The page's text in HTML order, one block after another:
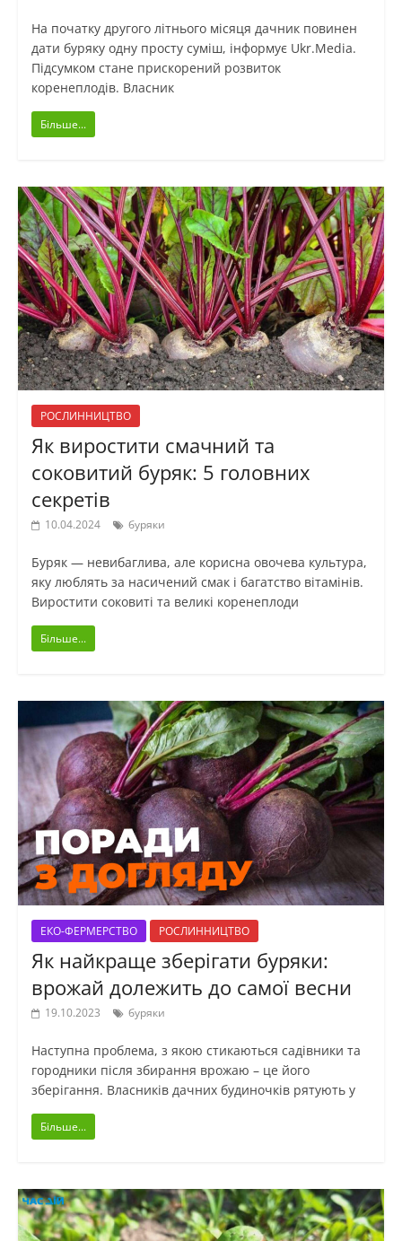
На початку другого літнього місяця дачник повинен
дати буряку одну просту суміш, інформує Ukr.Media.
Підсумком стане прискорений розвиток
коренеплодів. Власник
Більше...
РОСЛИННИЦТВО
Як виростити смачний та
соковитий буряк: 5 головних
секретів
10.04.2024 буряки
Буряк — невибаглива, але корисна овочева культура,
яку люблять за насичений смак і багатство вітамінів.
Виростити соковиті та великі коренеплоди
Більше...
ЕКО-ФЕРМЕРСТВО РОСЛИННИЦТВО
Як найкраще зберігати буряки:
врожай долежить до самої весни
19.10.2023 буряки
Наступна проблема, з якою стикаються садівники та
городники після збирання врожаю – це його
зберігання. Власників дачних будиночків рятують у
Більше...